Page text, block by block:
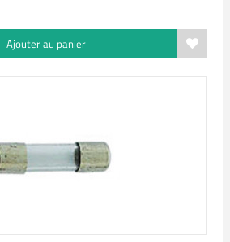
Ajouter au panier